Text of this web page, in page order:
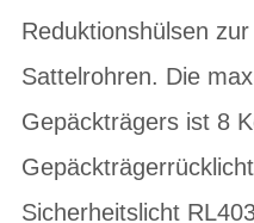
Reduktionshülsen
Sattelrohren. Die
Gepäckträgers ist 8
Sicherheitslicht